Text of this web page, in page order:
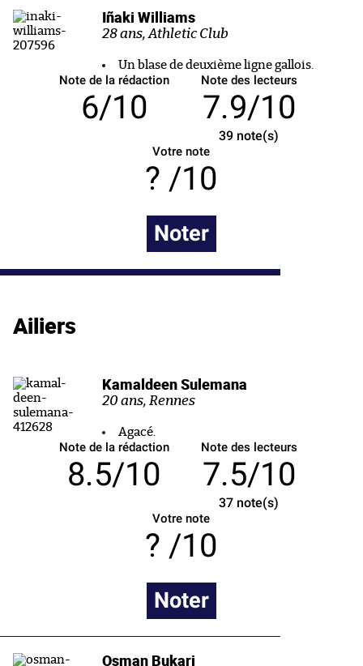
Iñaki Williams
28 ans, Athletic Club
Un blase de deuxième ligne gallois.
Note de la rédaction
6/10
Note des lecteurs
7.9/10
39 note(s)
Votre note
/10
Noter
Ailiers
Kamaldeen Sulemana
20 ans, Rennes
Agacé.
Note de la rédaction
8.5/10
Note des lecteurs
7.5/10
37 note(s)
Votre note
/10
Noter
Osman Bukari